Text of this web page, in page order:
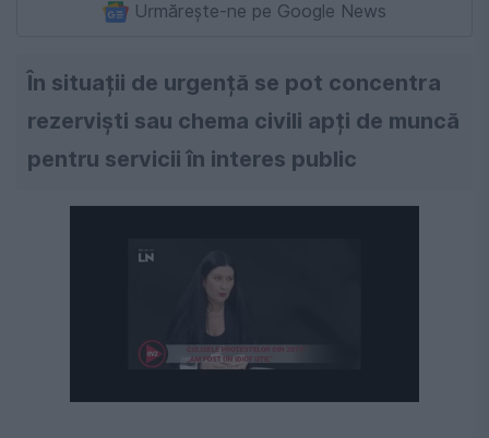
Urmărește-ne pe Google News
În situații de urgență se pot concentra
rezerviști sau chema civili apți de muncă
pentru servicii în interes public